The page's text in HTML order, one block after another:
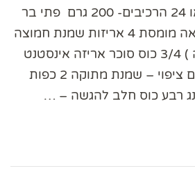
קפיצית קוטר 22או 24 הרכיבים- 200 גרם פתי בר
שוקולד 50 גרם חמאה מומסת 4 אריזות שמנת חמוצה
של פעם (או רגילה ) 3/4 כוס סוכר אריזה אינסטנט
פודינג וניל 4 ביצים ציפוי – שמנת מתוקה 2 כפות
רבע כוס חלב להגשה – …